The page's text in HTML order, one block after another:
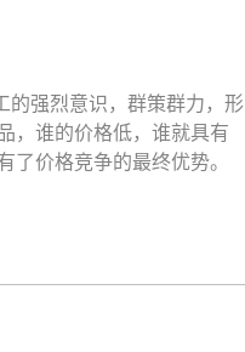
的强烈意识，群策群力，形
，谁的价格低，谁就具有
了价格竞争的最终优势。